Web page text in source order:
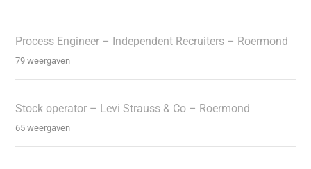
Process Engineer – Independent Recruiters – Roermond
79 weergaven
Stock operator – Levi Strauss & Co – Roermond
65 weergaven